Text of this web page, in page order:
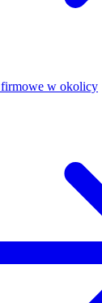
w okolicy